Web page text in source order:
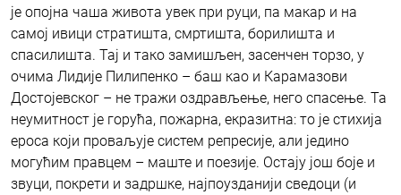
је опојна чаша живота увек при руци, па макар и на
самој ивици стратишта, смртишта, борилишта и
спасилишта. Тај и тако замишљен, засенчен торзо, у
очима Лидије Пилипенко – баш као и Карамазови
Достојевског – не тражи оздрављење, него спасење. Та
неумитност је горућа, пожарна, екразитна: то је стихија
ероса који проваљује систем репресије, али једино
могућим правцем – маште и поезије. Остају још боје и
звуци, покрети и задршке, најпоузданији сведоци (и